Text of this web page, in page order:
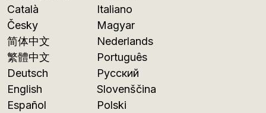
Català
Česky
简体中文
繁體中文
Deutsch
English
Español
Italiano
Magyar
Nederlands
Português
Русский
Slovenščina
Polski